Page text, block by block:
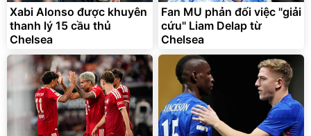
Xabi Alonso được khuyên
thanh lý 15 cầu thủ
Chelsea
Fan MU phản đối việc "giải
cứu" Liam Delap từ
Chelsea